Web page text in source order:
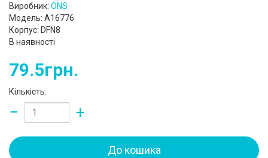
Виробник: ONS
Модель: A16776
Корпус: DFN8
В наявності
79.5грн.
Кількість:
− +
До кошика